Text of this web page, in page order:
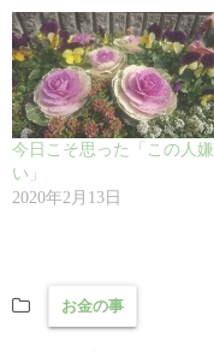
ウ
ィ
ン
ド
ウ
で
開
き
ま
す
)
て
く
だ
さ
い
(
新
し
い
ウ
ィ
ド
ウ
今日こそ思った「この人嫌
い」
2020年2月13日
お金の事